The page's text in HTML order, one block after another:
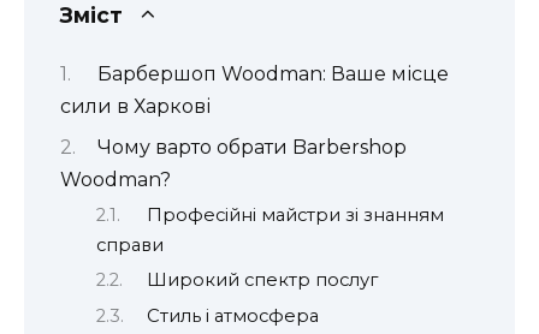
Зміст
Барбершоп Woodman: Ваше місце
сили в Харкові
Чому варто обрати Barbershop
Woodman?
Професійні майстри зі знанням
справи
Широкий спектр послуг
Стиль і атмосфера